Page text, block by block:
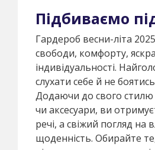
Підбиваємо
Гардероб весни-літа
свободи, комфорту,
індивідуальності.
слухати себе й не
Додаючи до свого стилю
чи аксесуари, ви
речі, а свіжий погляд на
щоденність. Обирайте